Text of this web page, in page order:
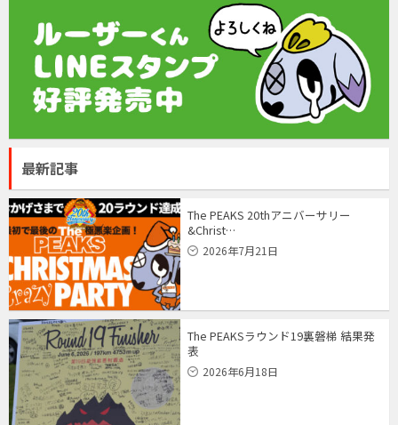
最新記事
The PEAKS 20thアニバーサリー
&Christ…
2026年7月21日
The PEAKSラウンド19裏磐梯 結果発
表
2026年6月18日